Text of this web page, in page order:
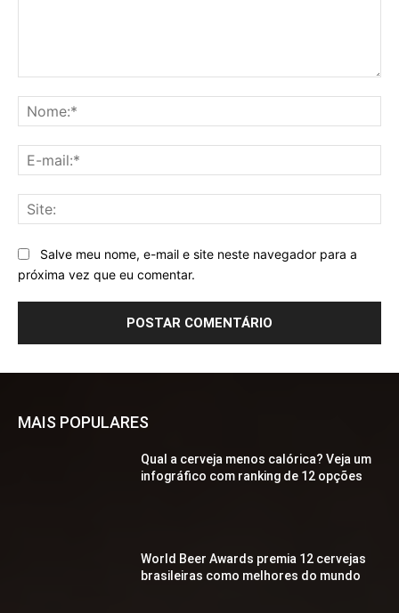
Salve meu nome, e-mail e site neste navegador para a
próxima vez que eu comentar.
MAIS POPULARES
Qual a cerveja menos calórica? Veja um
infográfico com ranking de 12 opções
World Beer Awards premia 12 cervejas
brasileiras como melhores do mundo